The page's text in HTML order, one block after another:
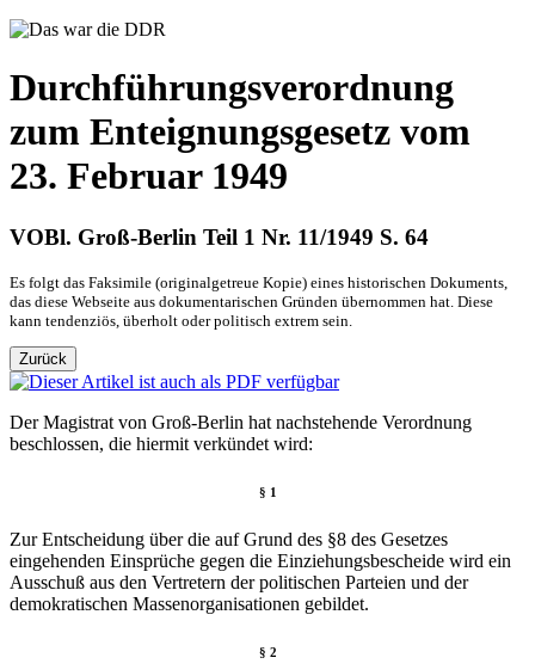
Durchführungsverordnung
zum Enteignungsgesetz vom
23. Februar 1949
VOBl. Groß-Berlin Teil 1 Nr. 11/1949 S. 64
Es folgt das Faksimile (originalgetreue Kopie) eines historischen Dokuments,
das diese Webseite aus dokumentarischen Gründen übernommen hat. Diese
kann tendenziös, überholt oder politisch extrem sein.
Zurück
Der Magistrat von Groß-Berlin hat nachstehende Verordnung
beschlossen, die hiermit verkündet wird:
§ 1
Zur Entscheidung über die auf Grund des §8 des Gesetzes
eingehenden Einsprüche gegen die Einziehungsbescheide wird ein
Ausschuß aus den Vertretern der politischen Parteien und der
demokratischen Massenorganisationen gebildet.
§ 2